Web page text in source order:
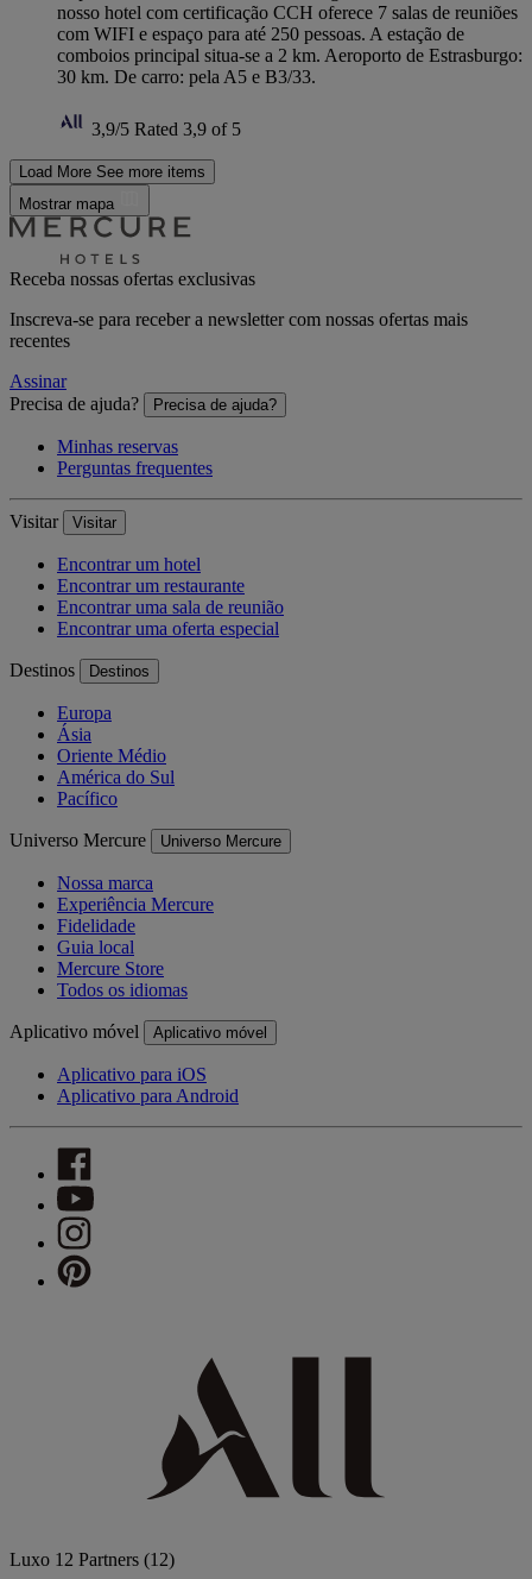
nosso hotel com certificação CCH oferece 7 salas de reuniões
com WIFI e espaço para até 250 pessoas. A estação de
comboios principal situa-se a 2 km. Aeroporto de Estrasburgo:
30 km. De carro: pela A5 e B3/33.
3,9/5 Rated 3,9 of 5
Load More See more items
Mostrar mapa
Receba nossas ofertas exclusivas
Inscreva-se para receber a newsletter com nossas ofertas mais
recentes
Assinar
Precisa de ajuda?
Precisa de ajuda?
Minhas reservas
Perguntas frequentes
Visitar Visitar
Encontrar um hotel
Encontrar um restaurante
Encontrar uma sala de reunião
Encontrar uma oferta especial
Destinos Destinos
Europa
Ásia
Oriente Médio
América do Sul
Pacífico
Universo Mercure Universo Mercure
Nossa marca
Experiência Mercure
Fidelidade
Guia local
Mercure Store
Todos os idiomas
Aplicativo móvel Aplicativo móvel
Aplicativo para iOS
Aplicativo para Android
Luxo 12 Partners (12)